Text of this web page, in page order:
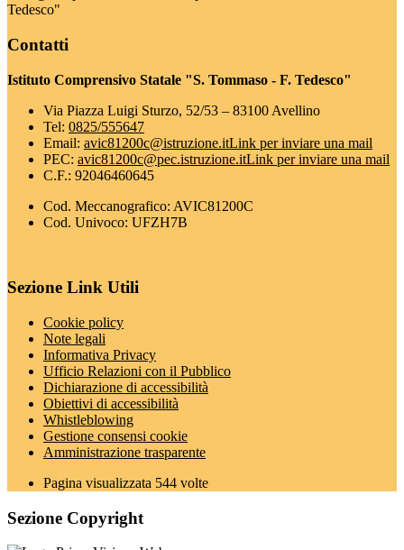
Tedesco"
Contatti
Istituto Comprensivo Statale "S. Tommaso - F. Tedesco"
Via Piazza Luigi Sturzo, 52/53 – 83100 Avellino
Tel: 0825/555647
Email: avic81200c@istruzione.itLink per inviare una mail
PEC: avic81200c@pec.istruzione.itLink per inviare una mail
C.F.: 92046460645
Cod. Meccanografico: AVIC81200C
Cod. Univoco: UFZH7B
Sezione Link Utili
Cookie policy
Note legali
Informativa Privacy
Ufficio Relazioni con il Pubblico
Dichiarazione di accessibilità
Obiettivi di accessibilità
Whistleblowing
Gestione consensi cookie
Amministrazione trasparente
Pagina visualizzata 544 volte
Sezione Copyright